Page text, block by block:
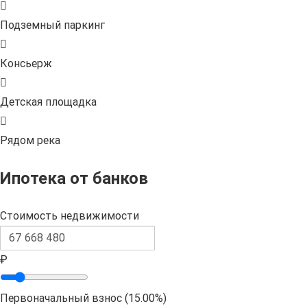
Подземный паркинг
Консьерж
Детская площадка
Рядом река
Ипотека от банков
Стоимость недвижимости
₽
Первоначальный взнос (15.00%)